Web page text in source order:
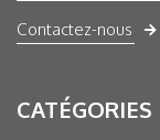
Contactez-nous
CATÉGORIES